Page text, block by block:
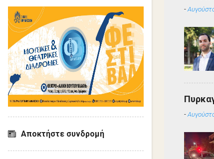
-
-
Αποκτήστε συνδρομή